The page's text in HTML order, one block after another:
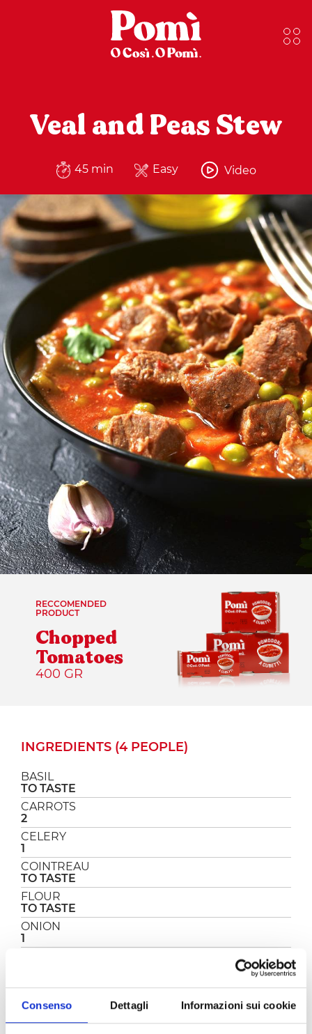
Consenso Dettagli Informazioni sui cookie
Veal and Peas Stew
45 min Easy Video
RECCOMENDED
PRODUCT
Chopped
Tomatoes
400 GR
INGREDIENTS (4 PEOPLE)
BASIL
TO TASTE
CARROTS
2
CELERY
1
COINTREAU
TO TASTE
FLOUR
TO TASTE
ONION
1
VEAL
1.1 LBS